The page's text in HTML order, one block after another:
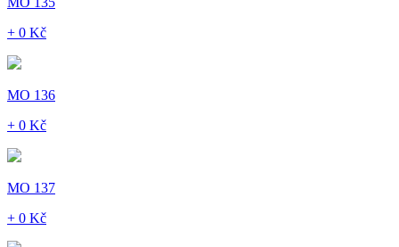
+ 0 Kč
MO 136
+ 0 Kč
MO 137
+ 0 Kč